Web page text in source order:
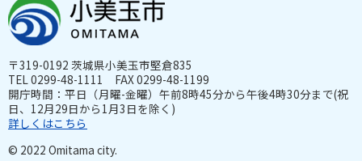
〒319-0192 茨城県小美玉市堅倉835
TEL 0299-48-1111 FAX 0299-48-1199
開庁時間：平日（月曜-金曜）午前8時45分から午後4時30分まで(祝
日、12月29日から1月3日を除く)
詳しくはこちら
© 2022 Omitama city.